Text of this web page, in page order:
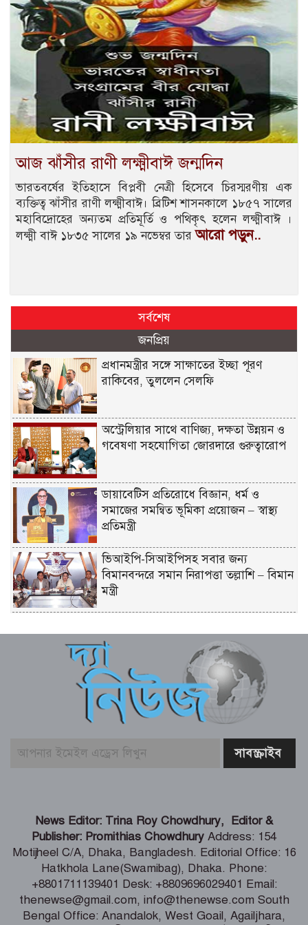
আজ ঝাঁসীর রাণী লক্ষ্মীবাঈ জন্মদিন
ভারতবর্ষের ইতিহাসে বিপ্লবী নেত্রী হিসেবে চিরস্মরণীয় এক
ব্যক্তিত্ব ঝাঁসীর রাণী লক্ষ্মীবাঈ। ব্রিটিশ শাসনকালে ১৮৫৭ সালের
মহাবিদ্রোহের অন্যতম প্রতিমূর্তি ও পথিকৃৎ হলেন লক্ষ্মীবাঈ ।
লক্ষ্মী বাঈ ১৮৩৫ সালের ১৯ নভেম্বর তারআরো পড়ুন..
সর্বশেষ
জনপ্রিয়
প্রধানমন্ত্রীর সঙ্গে সাক্ষাতের ইচ্ছা পূরণ
রাকিবের, তুললেন সেলফি
অস্ট্রেলিয়ার সাথে বাণিজ্য, দক্ষতা উন্নয়ন ও
গবেষণা সহযোগিতা জোরদারে গুরুত্বারোপ
ডায়াবেটিস প্রতিরোধে বিজ্ঞান, ধর্ম ও
সমাজের সমন্বিত ভূমিকা প্রয়োজন – স্বাস্থ্য
প্রতিমন্ত্রী
ভিআইপি-সিআইপিসহ সবার জন্য
বিমানবন্দরে সমান নিরাপত্তা তল্লাশি – বিমান
মন্ত্রী
মিলল হারমোনিয়াম উপহার
‘ফ্যামিলি কার্ড’ কর্মসূচির উদ্বোধন আগামী
১৬ আগস্ট – সমাজকল্যাণ মন্ত্রী
বাবার কবরে শ্রদ্ধা জানালেন জুবাইদা রহমান
এসএসসি ও সমমানের পরীক্ষার ফল প্রকাশ
আগামী ১০ আগস্ট
আগামী ২০২৭ শিক্ষাবর্ষে শুধু প্রথম শ্রেণিতে
লটারির মাধ্যমে ভর্তির কার্যক্রম পরিচালনা
হবে
News Editor: Trina Roy Chowdhury, Editor &
Publisher: Promithias Chowdhury Address: 154
Motijheel C/A, Dhaka, Bangladesh. Editorial Office: 16
Hatkhola Lane(Swamibag), Dhaka. Phone:
+8801711139401 Desk: +8809696029401 Email:
thenewse@gmail.com, info@thenewse.com South
Bengal Office: Anandalok, West Goail, Agailjhara,